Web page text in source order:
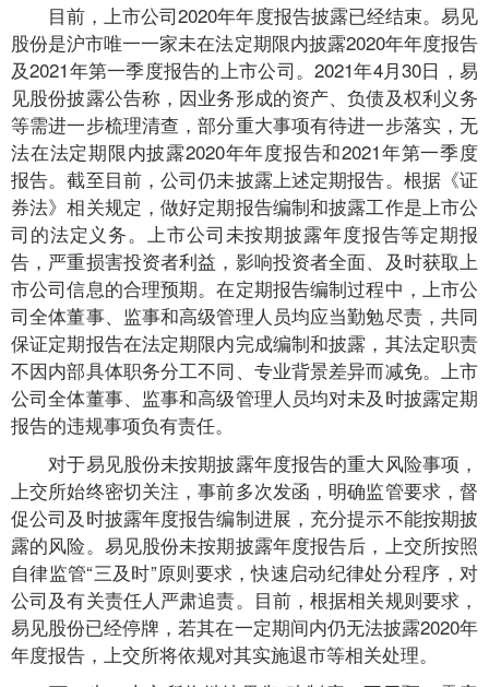
目前，上市公司2020年年度报告披露已经结束。易见
股份是沪市唯一一家未在法定期限内披露2020年年度报告
及2021年第一季度报告的上市公司。2021年4月30日，易
见股份披露公告称，因业务形成的资产、负债及权利义务
等需进一步梳理清查，部分重大事项有待进一步落实，无
法在法定期限内披露2020年年度报告和2021年第一季度
报告。截至目前，公司仍未披露上述定期报告。根据《证
券法》相关规定，做好定期报告编制和披露工作是上市公
司的法定义务。上市公司未按期披露年度报告等定期报
告，严重损害投资者利益，影响投资者全面、及时获取上
市公司信息的合理预期。在定期报告编制过程中，上市公
司全体董事、监事和高级管理人员均应当勤勉尽责，共同
保证定期报告在法定期限内完成编制和披露，其法定职责
不因内部具体职务分工不同、专业背景差异而减免。上市
公司全体董事、监事和高级管理人员均对未及时披露定期
报告的违规事项负有责任。
对于易见股份未按期披露年度报告的重大风险事项，
上交所始终密切关注，事前多次发函，明确监管要求，督
促公司及时披露年度报告编制进展，充分提示不能按期披
露的风险。易见股份未按期披露年度报告后，上交所按照
自律监管“三及时”原则要求，快速启动纪律处分程序，对
公司及有关责任人严肃追责。目前，根据相关规则要求，
易见股份已经停牌，若其在一定期间内仍无法披露2020年
年度报告，上交所将依规对其实施退市等相关处理。